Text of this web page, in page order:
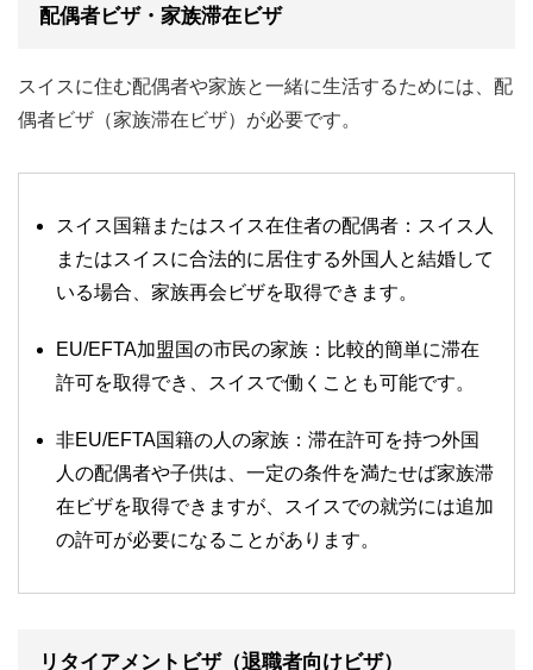
配偶者ビザ・家族滞在ビザ
スイスに住む配偶者や家族と一緒に生活するためには、配
偶者ビザ（家族滞在ビザ）が必要です。
スイス国籍またはスイス在住者の配偶者：スイス人
またはスイスに合法的に居住する外国人と結婚して
いる場合、家族再会ビザを取得できます。
EU/EFTA加盟国の市民の家族：比較的簡単に滞在
許可を取得でき、スイスで働くことも可能です。
非EU/EFTA国籍の人の家族：滞在許可を持つ外国
人の配偶者や子供は、一定の条件を満たせば家族滞
在ビザを取得できますが、スイスでの就労には追加
の許可が必要になることがあります。
リタイアメントビザ（退職者向けビザ）